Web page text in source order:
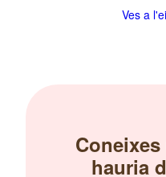
Ves a
hauria